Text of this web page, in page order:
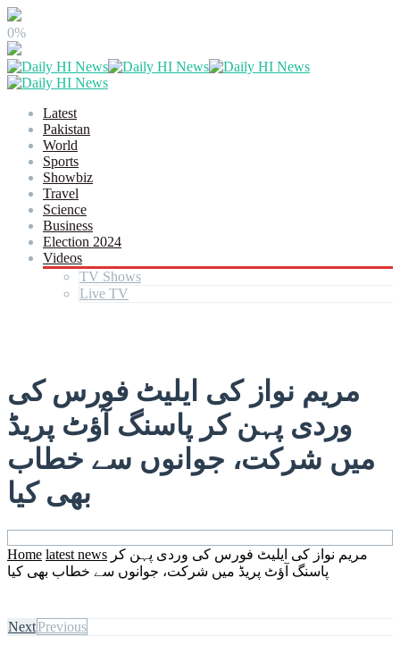
0%
Latest
Pakistan
World
Sports
Showbiz
Travel
Science
Business
Election 2024
Videos
TV Shows
Live TV
مریم نواز کی ایلیٹ فورس کی
وردی پہن کر پاسنگ آؤٹ پریڈ
میں شرکت، جوانوں سے خطاب
بھی کیا
Home latest news مریم نواز کی ایلیٹ فورس کی وردی پہن کر
پاسنگ آؤٹ پریڈ میں شرکت، جوانوں سے خطاب بھی کیا
NextPrevious